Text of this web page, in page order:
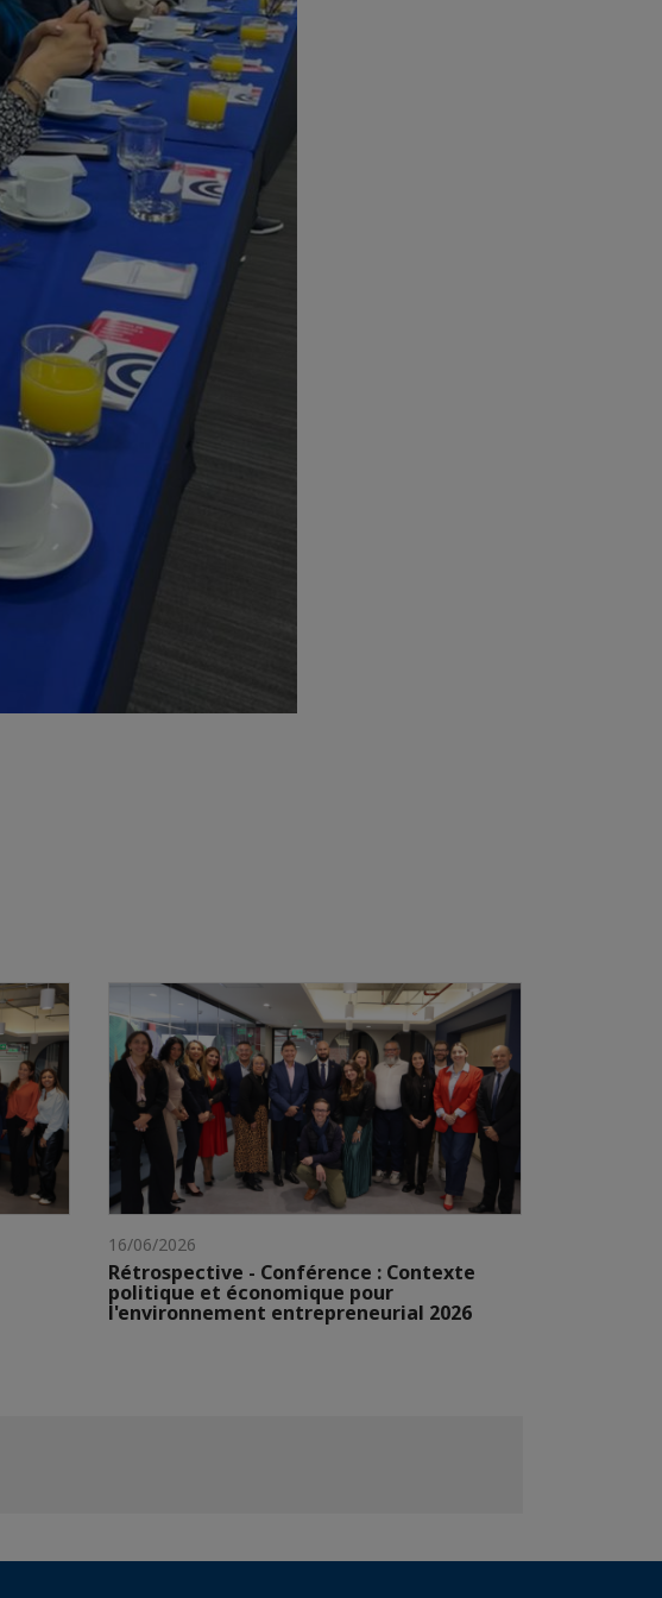
16/06/2026
Rétrospective - Conférence : Contexte
politique et économique pour
l'environnement entrepreneurial 2026